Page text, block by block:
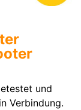
und
Verbindung.